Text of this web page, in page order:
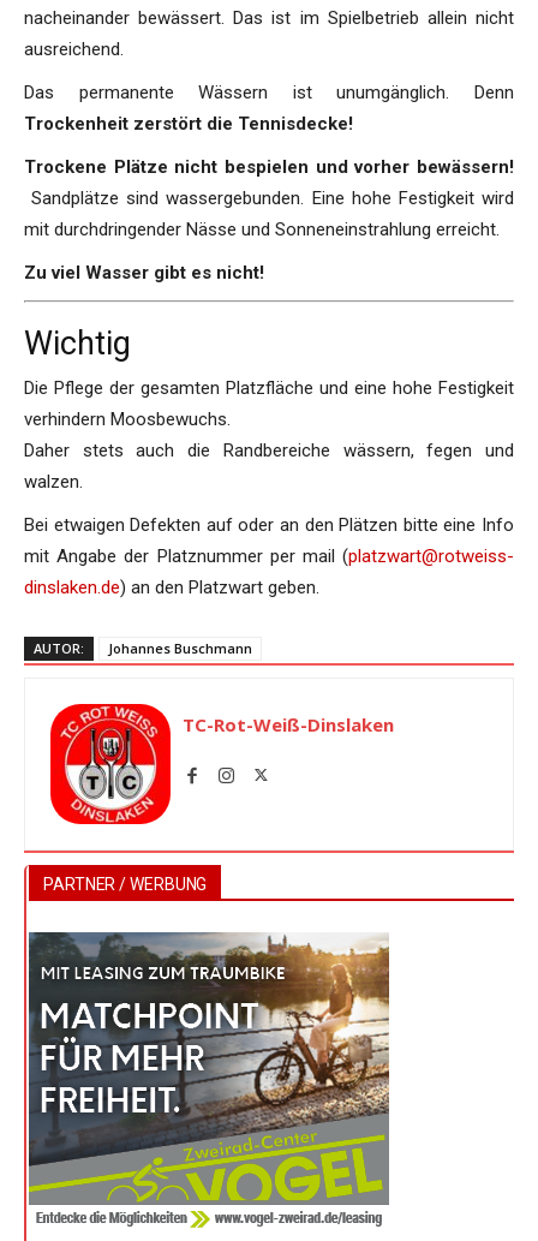
nacheinander bewässert. Das ist im Spielbetrieb allein nicht
ausreichend.
Das permanente Wässern ist unumgänglich. Denn
Trockenheit zerstört die Tennisdecke!
Trockene Plätze nicht bespielen und vorher bewässern!
Sandplätze sind wassergebunden. Eine hohe Festigkeit wird
mit durchdringender Nässe und Sonneneinstrahlung erreicht.
Zu viel Wasser gibt es nicht!
Wichtig
Die Pflege der gesamten Platzfläche und eine hohe Festigkeit
verhindern Moosbewuchs.
Daher stets auch die Randbereiche wässern, fegen und
walzen.
Bei etwaigen Defekten auf oder an den Plätzen bitte eine Info
mit Angabe der Platznummer per mail (platzwart@rotweiss-
dinslaken.de) an den Platzwart geben.
AUTOR: Johannes Buschmann
TC-Rot-Weiß-Dinslaken
PARTNER / WERBUNG